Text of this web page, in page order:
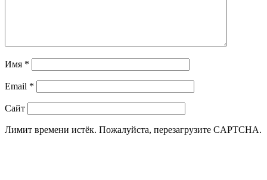
Имя *
Email *
Сайт
Лимит времени истёк. Пожалуйста, перезагрузите CAPTCHA.